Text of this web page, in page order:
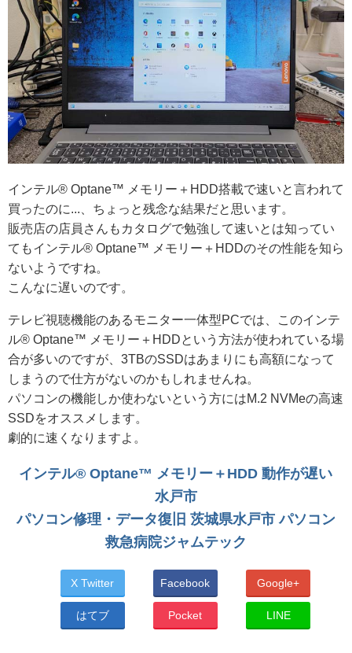
インテル® Optane™ メモリー＋HDD搭載で速いと言われて
買ったのに...、ちょっと残念な結果だと思います。
販売店の店員さんもカタログで勉強して速いとは知ってい
てもインテル® Optane™ メモリー＋HDDのその性能を知ら
ないようですね。
こんなに遅いのです。
テレビ視聴機能のあるモニター一体型PCでは、このインテ
ル® Optane™ メモリー＋HDDという方法が使われている場
合が多いのですが、3TBのSSDはあまりにも高額になって
しまうので仕方がないのかもしれませんね。
パソコンの機能しか使わないという方にはM.2 NVMeの高速
SSDをオススメします。
劇的に速くなりますよ。
インテル® Optane™ メモリー＋HDD 動作が遅い
水戸市
パソコン修理・データ復旧 茨城県水戸市 パソコン
救急病院ジャムテック
X Twitter Facebook Google+
はてブ Pocket LINE